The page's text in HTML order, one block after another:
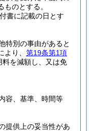
のとする。
書に記載の日とす
特別の事由があると
り、 第19条第1項
料を減額し、又は免
容、基準、時間等
提供上の妥当性があ